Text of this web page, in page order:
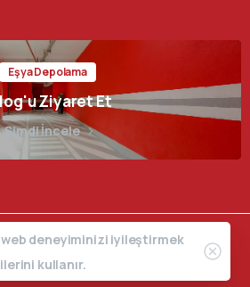
Eşya Depolama
Ziyaret Et
Şimdi İncele
Nakliyat - Tüm Hakları Saklıdır.
web deneyiminizi iyileştirmek
kullanır.